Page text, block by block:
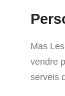
Mas
vendre
serveis